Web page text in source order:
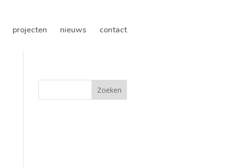
projecten nieuws contact